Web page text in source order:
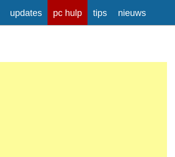
updates pc hulp tips nieuws